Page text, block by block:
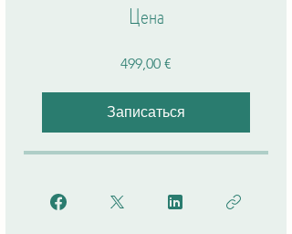
Цена
499,00 €
Записаться